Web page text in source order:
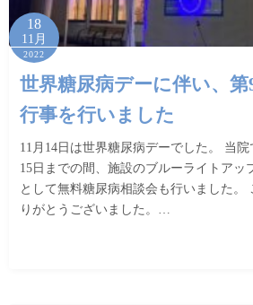
18
11月
2022
世界糖尿病デーに伴い、
行事を行いました
11月14日は世界糖尿病デーでした。 当院
15日までの間、施設のブルーライトアッ
として無料糖尿病相談会も行いました。
りがとうございました。…